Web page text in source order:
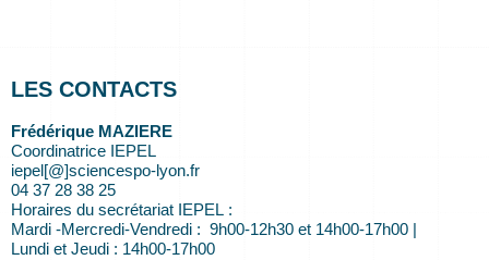
LES CONTACTS
Frédérique MAZIERE
Coordinatrice IEPEL
iepel[@]sciencespo-lyon.fr
04 37 28 38 25
Horaires du secrétariat IEPEL :
Mardi -Mercredi-Vendredi : 9h00-12h30 et 14h00-17h00 |
Lundi et Jeudi : 14h00-17h00